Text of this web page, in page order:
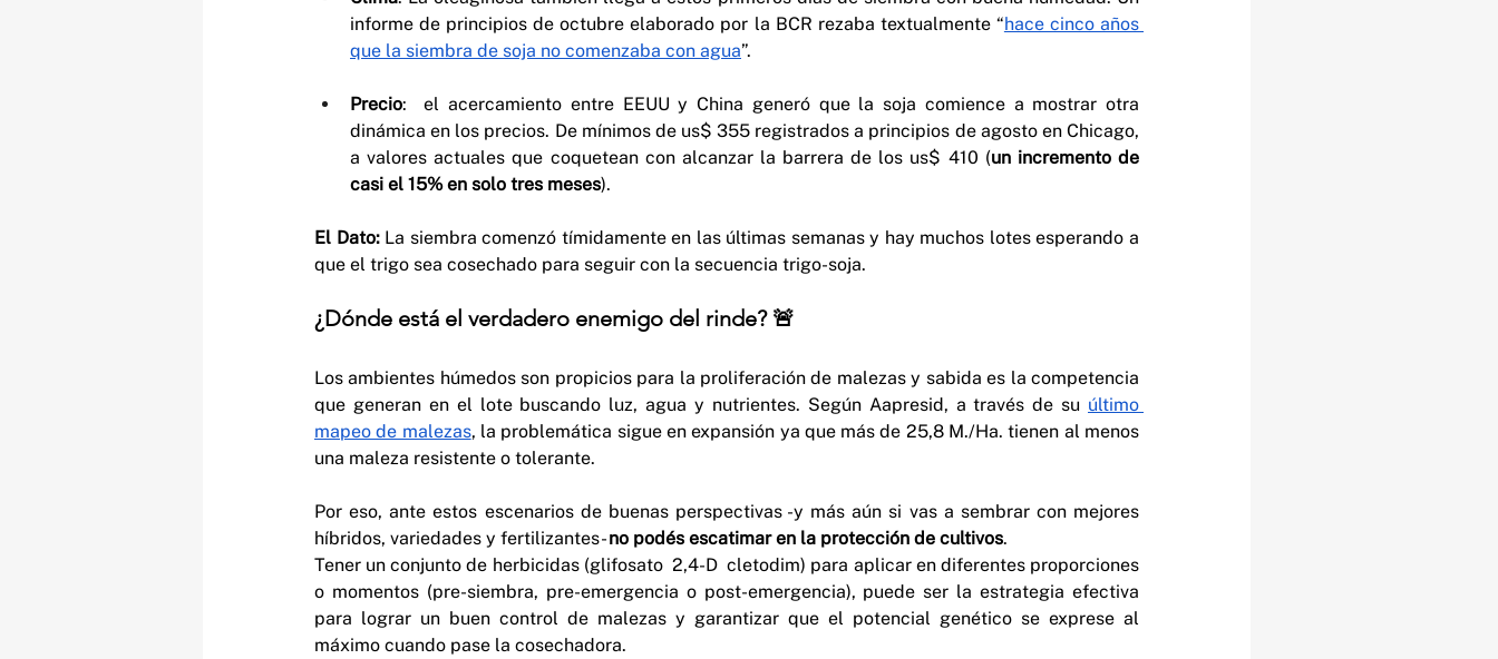
informe de principios de octubre elaborado por la BCR rezaba textualmente “hace cinco años
que la siembra de soja no comenzaba con agua”.
Precio:  el acercamiento entre EEUU y China generó que la soja comience a mostrar otra
dinámica en los precios. De mínimos de us$ 355 registrados a principios de agosto en Chicago,
a valores actuales que coquetean con alcanzar la barrera de los us$ 410 (un incremento de
casi el 15% en solo tres meses).
El Dato: La siembra comenzó tímidamente en las últimas semanas y hay muchos lotes esperando a
que el trigo sea cosechado para seguir con la secuencia trigo-soja.
¿Dónde está el verdadero enemigo del rinde? 🚨
Los ambientes húmedos son propicios para la proliferación de malezas y sabida es la competencia
que generan en el lote buscando luz, agua y nutrientes. Según Aapresid, a través de su último
mapeo de malezas, la problemática sigue en expansión ya que más de 25,8 M./Ha. tienen al menos
una maleza resistente o tolerante.
Por eso, ante estos escenarios de buenas perspectivas -y más aún si vas a sembrar con mejores
híbridos, variedades y fertilizantes- no podés escatimar en la protección de cultivos.
Tener un conjunto de herbicidas (glifosato  2,4-D  cletodim) para aplicar en diferentes proporciones
o momentos (pre-siembra, pre-emergencia o post-emergencia), puede ser la estrategia efectiva
para lograr un buen control de malezas y garantizar que el potencial genético se exprese al
máximo cuando pase la cosechadora.